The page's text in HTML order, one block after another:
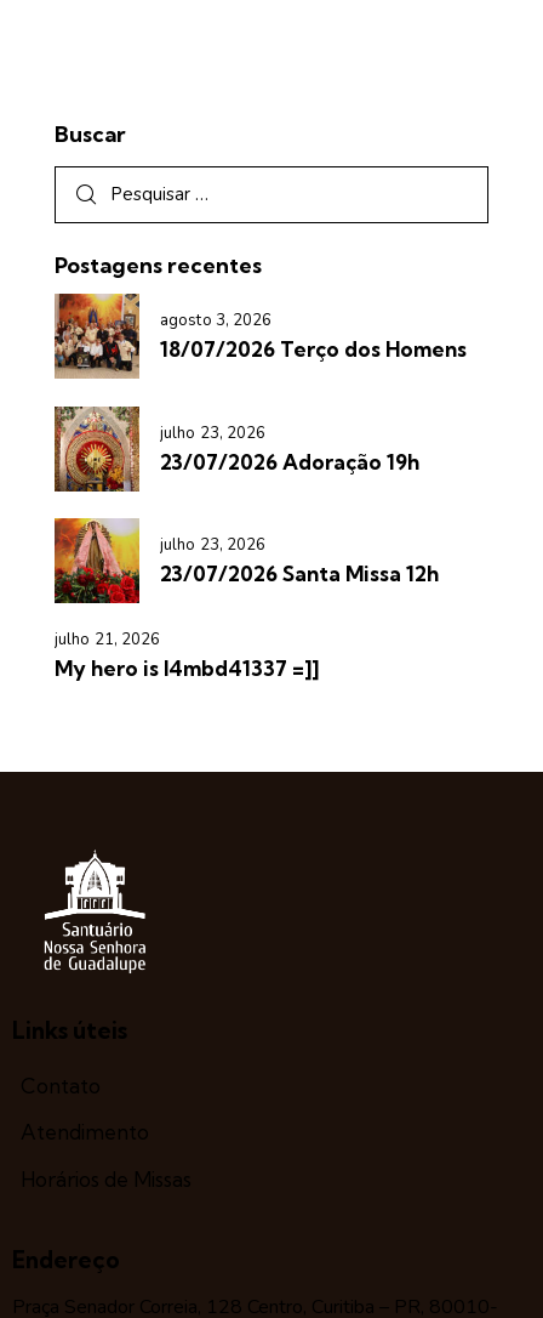
Buscar
Postagens recentes
agosto 3, 2026
18/07/2026 Terço dos Homens
julho 23, 2026
23/07/2026 Adoração 19h
julho 23, 2026
23/07/2026 Santa Missa 12h
julho 21, 2026
My hero is l4mbd41337 =]]
Links úteis
Contato
Atendimento
Horários de Missas
Endereço
Praça Senador Correia, 128 Centro, Curitiba – PR, 80010-